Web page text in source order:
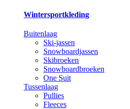
Wintersportkleding
Buitenlaag
Ski-jassen
Snowboardjassen
Skibroeken
Snowboardbroeken
One Suit
Tussenlaag
Pullies
Fleeces